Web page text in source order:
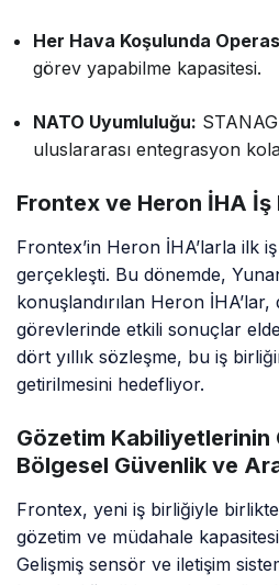
Her Hava Koşulunda
görev yapabilme kapasitesi.
NATO Uyumluluğu:
uluslararası entegrasyon
Frontex ve Heron İHA İş
Frontex’in Heron İHA’larla ilk
gerçekleşti. Bu dönemde,
konuşlandırılan Heron
görevlerinde etkili sonuçlar
dört yıllık sözleşme, bu iş
getirilmesini hedefliyor.
Gözetim Kabiliyetlerinin
Bölgesel Güvenlik ve
Frontex, yeni iş birliğiyle birlikte
gözetim ve müdahale
Gelişmiş sensör ve iletişim